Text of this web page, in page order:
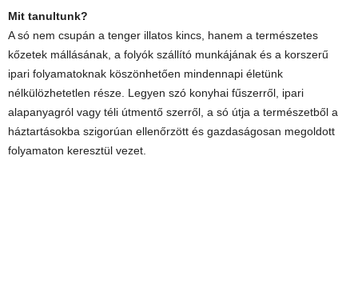
Mit tanultunk?
A só nem csupán a tenger illatos kincs, hanem a természetes
kőzetek mállásának, a folyók szállító munkájának és a korszerű
ipari folyamatoknak köszönhetően mindennapi életünk
nélkülözhetetlen része. Legyen szó konyhai fűszerről, ipari
alapanyagról vagy téli útmentő szer­ről, a só útja a természetből a
háztartásokba szigorúan ellenőrzött és gazdaságosan megoldott
folyamaton keresztül vezet.